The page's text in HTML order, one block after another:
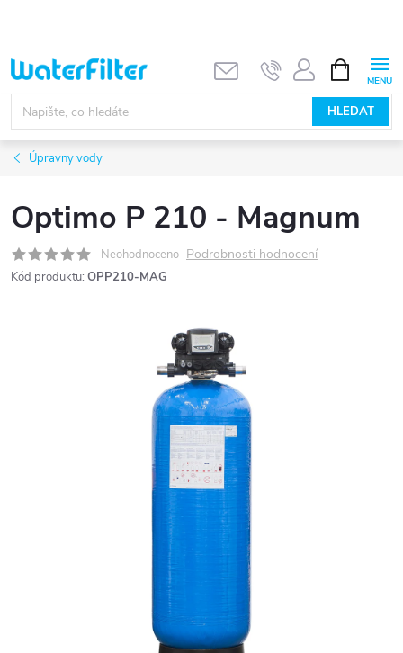
obsah
HLEDAT
NÁKUPNÍ
KOŠÍK
Úpravny vody
Optimo P 210 - Magnum
Neohodnoceno Podrobnosti hodnocení
Kód produktu: OPP210-MAG